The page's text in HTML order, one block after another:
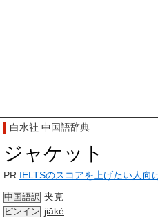
白水社 中国語辞典
ジャケット
PR:IELTSのスコアを上げたい人向
中国語訳 夹克
ピンイン jiākè